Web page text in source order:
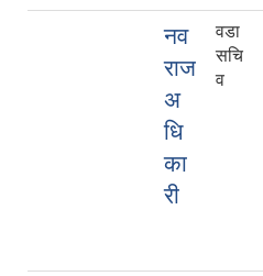
नव
राज
अ
धि
का
री
वडा
सचि
व